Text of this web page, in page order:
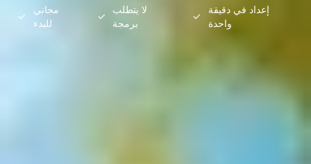
مجاني
للبدء
لا يتطلب
برمجة
إعداد في دقيقة
واحدة